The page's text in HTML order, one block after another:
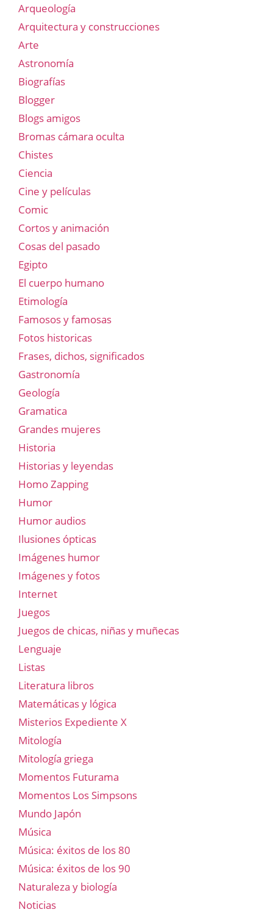
Arqueología
Arquitectura y construcciones
Arte
Astronomía
Biografías
Blogger
Blogs amigos
Bromas cámara oculta
Chistes
Ciencia
Cine y películas
Comic
Cortos y animación
Cosas del pasado
Egipto
El cuerpo humano
Etimología
Famosos y famosas
Fotos historicas
Frases, dichos, significados
Gastronomía
Geología
Gramatica
Grandes mujeres
Historia
Historias y leyendas
Homo Zapping
Humor
Humor audios
Ilusiones ópticas
Imágenes humor
Imágenes y fotos
Internet
Juegos
Juegos de chicas, niñas y muñecas
Lenguaje
Listas
Literatura libros
Matemáticas y lógica
Misterios Expediente X
Mitología
Mitología griega
Momentos Futurama
Momentos Los Simpsons
Mundo Japón
Música
Música: éxitos de los 80
Música: éxitos de los 90
Naturaleza y biología
Noticias